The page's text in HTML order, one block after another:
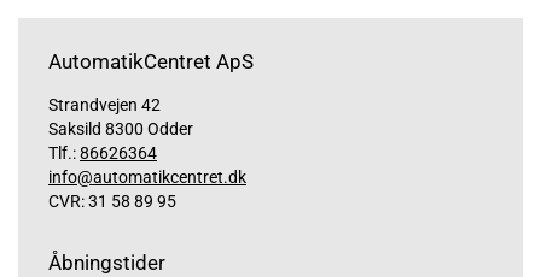
AutomatikCentret ApS
Strandvejen 42
Saksild 8300 Odder
Tlf.:86626364
info@automatikcentret.dk
CVR: 31 58 89 95
Åbningstider